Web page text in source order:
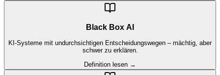
Black Box AI
KI-Systeme mit undurchsichtigen Entscheidungswegen – mächtig, aber
schwer zu erklären.
Definition lesen →